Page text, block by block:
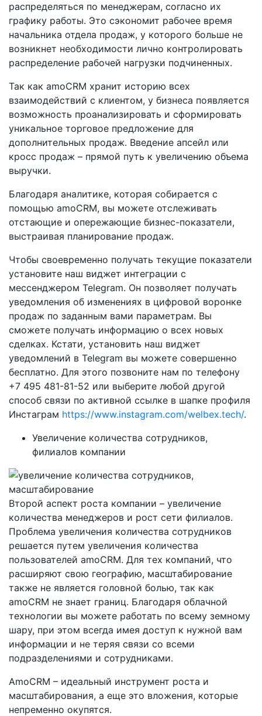
распределяться по менеджерам, согласно их
графику работы. Это сэкономит рабочее время
начальника отдела продаж, у которого больше не
возникнет необходимости лично контролировать
распределение рабочей нагрузки подчиненных.
Так как amoCRM хранит историю всех
взаимодействий с клиентом, у бизнеса появляется
возможность проанализировать и сформировать
уникальное торговое предложение для
дополнительных продаж. Введение апсейл или
кросс продаж – прямой путь к увеличению объема
выручки.
Благодаря аналитике, которая собирается с
помощью amoCRM, вы можете отслеживать
отстающие и опережающие бизнес-показатели,
выстраивая планирование продаж.
Чтобы своевременно получать текущие показатели
установите наш виджет интеграции с
мессенджером Telegram. Он позволяет получать
уведомления об изменениях в цифровой воронке
продаж по заданным вами параметрам. Вы
сможете получать информацию о всех новых
сделках. Кстати, установить наш виджет
уведомлений в Telegram вы можете совершенно
бесплатно. Для этого позвоните нам по телефону
+7 495 481-81-52 или выберите любой другой
способ связи по активной ссылке в шапке профиля
Инстаграм https://www.instagram.com/welbex.tech/.
Увеличение количества сотрудников,
филиалов компании
Второй аспект роста компании – увеличение
количества менеджеров и рост сети филиалов.
Проблема увеличения количества сотрудников
решается путем увеличения количества
пользователей amoCRM. Для тех компаний, что
расширяют свою географию, масштабирование
также не является головной болью, так как
amoCRM не знает границ. Благодаря облачной
технологии вы можете работать по всему земному
шару, при этом всегда имея доступ к нужной вам
информации и не теряя связи со всеми
подразделениями и сотрудниками.
AmoCRM – идеальный инструмент роста и
масштабирования, а еще это вложения, которые
непременно окупятся.